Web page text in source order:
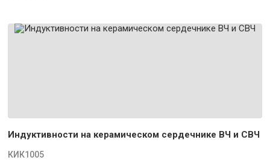
Индуктивности на керамическом сердечнике ВЧ и СВЧ
КИК1005